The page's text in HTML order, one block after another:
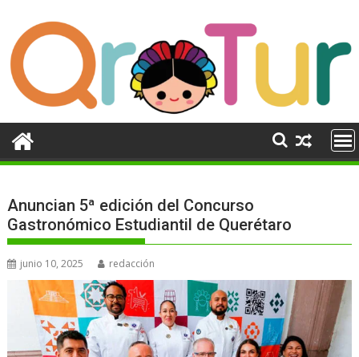
contenido
Anuncian 5ª edición del Concurso
Gastronómico Estudiantil de Querétaro
junio 10, 2025 redacción